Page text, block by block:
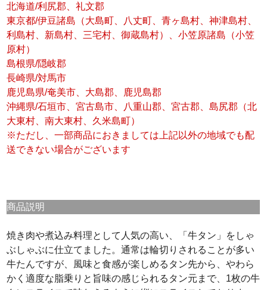
北海道/利尻郡、礼文郡
東京都/伊豆諸島（大島町、八丈町、青ヶ島村、神津島村、
利島村、新島村、三宅村、御蔵島村）、小笠原諸島（小笠
原村）
島根県/隠岐郡
長崎県/対馬市
鹿児島県/奄美市、大島郡、鹿児島郡
沖縄県/石垣市、宮古島市、八重山郡、宮古郡、島尻郡（北
大東村、南大東村、久米島町）
※ただし、一部商品におきましては上記以外の地域でも配
送できない場合がございます
商品説明
焼き肉や煮込み料理として人気の高い、「牛タン」をしゃ
ぶしゃぶに仕立てました。通常は輪切りされることが多い
牛たんですが、風味と食感が楽しめるタン先から、やわら
かく適度な脂乗りと旨味の感じられるタン元まで、1枚の牛